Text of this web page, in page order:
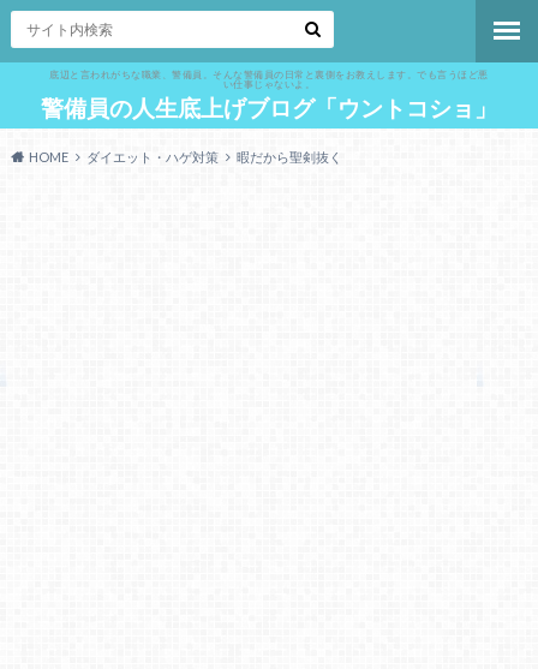
底辺と言われがちな職業、警備員。そんな警備員の日常と裏側をお教えします。でも言うほど悪
い仕事じゃないよ。
警備員の人生底上げブログ「ウントコショ」
HOME ダイエット・ハゲ対策 暇だから聖剣抜く